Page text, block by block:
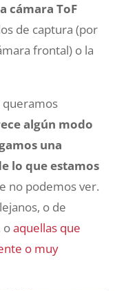
cámara ToF
de captura (por
frontal) o la
queramos
algún modo
una
lo que estamos
no podemos ver.
o de
oaquellas que
o muy